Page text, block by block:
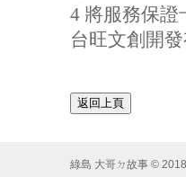
4 將服務保證
台旺文創開
綠島 大哥ㄉ故事 ©